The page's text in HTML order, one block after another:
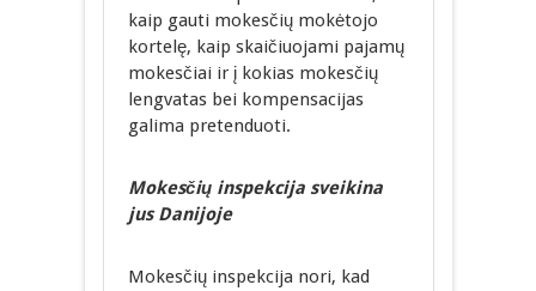
kaip gauti mokesčių mokėtojo
kortelę, kaip skaičiuojami pajamų
mokesčiai ir į kokias mokesčių
lengvatas bei kompensacijas
galima pretenduoti.
Mokesčių inspekcija sveikina
jus Danijoje
Mokesčių inspekcija nori, kad